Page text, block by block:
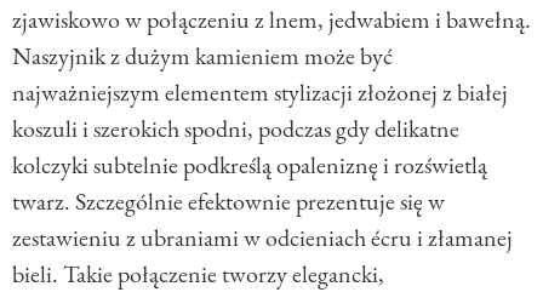
zjawiskowo w połączeniu z lnem, jedwabiem i bawełną.
Naszyjnik z dużym kamieniem może być
najważniejszym elementem stylizacji złożonej z białej
koszuli i szerokich spodni, podczas gdy delikatne
kolczyki subtelnie podkreślą opaleniznę i rozświetlą
twarz. Szczególnie efektownie prezentuje się w
zestawieniu z ubraniami w odcieniach écru i złamanej
bieli. Takie połączenie tworzy elegancki,